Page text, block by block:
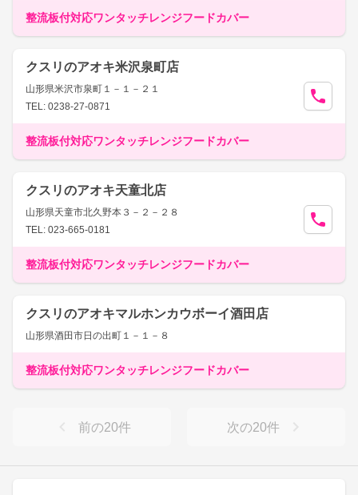
整流板付対応ワンタッチレンジフードカバー
クスリのアオキ米沢泉町店
山形県米沢市泉町１－１－２１
TEL: 0238-27-0871
整流板付対応ワンタッチレンジフードカバー
クスリのアオキ天童北店
山形県天童市北久野本３－２－２８
TEL: 023-665-0181
整流板付対応ワンタッチレンジフードカバー
クスリのアオキマルホンカウボーイ酒田店
山形県酒田市日の出町１－１－８
整流板付対応ワンタッチレンジフードカバー
前の20件 次の20件